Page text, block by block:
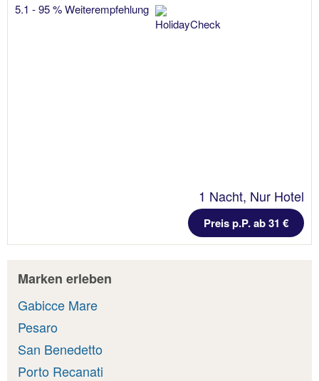
5.1 - 95 % Weiterempfehlung
1 Nacht, Nur Hotel
Preis p.P. ab 31 €
Marken erleben
Gabicce Mare
Pesaro
San Benedetto
Porto Recanati